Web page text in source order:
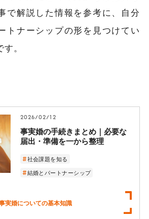
で解説した情報を参考に、自分
トナーシップの形を見つけてい
。
2026/02/12
事実婚の手続きまとめ｜必要な
届出・準備を一から整理
社会課題を知る
結婚とパートナーシップ
実婚についての基本知識